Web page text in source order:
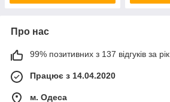
Про нас
99% позитивних з 137 відгуків за рік
Працює з 14.04.2020
м. Одеса